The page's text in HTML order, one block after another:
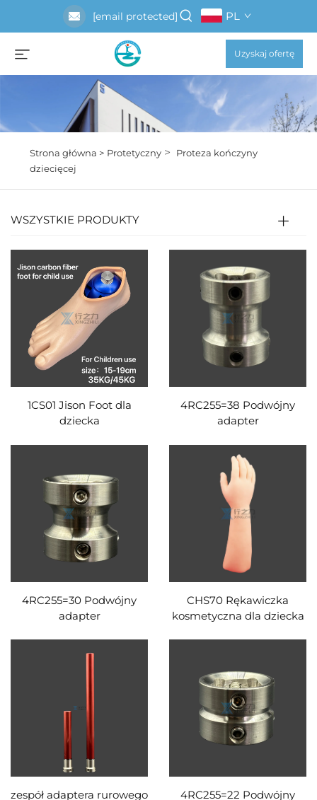
[email protected] PL
Uzyskaj ofertę
Strona główna > Protetyczny>
Proteza kończyny
dziecięcej
WSZYSTKIE PRODUKTY
1CS01 Jison Foot dla
dziecka
4RC255=38 Podwójny
adapter
4RC255=30 Podwójny
adapter
CHS70 Rękawiczka
kosmetyczna dla dziecka
zespół adaptera rurowego
4RC255=22 Podwójny